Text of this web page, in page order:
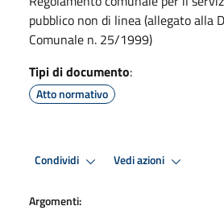
pubblico non di linea (allegato alla
Comunale n. 25/1999)
Tipi di documento:
Atto normativo
Condividi Vedi azioni
Argomenti: